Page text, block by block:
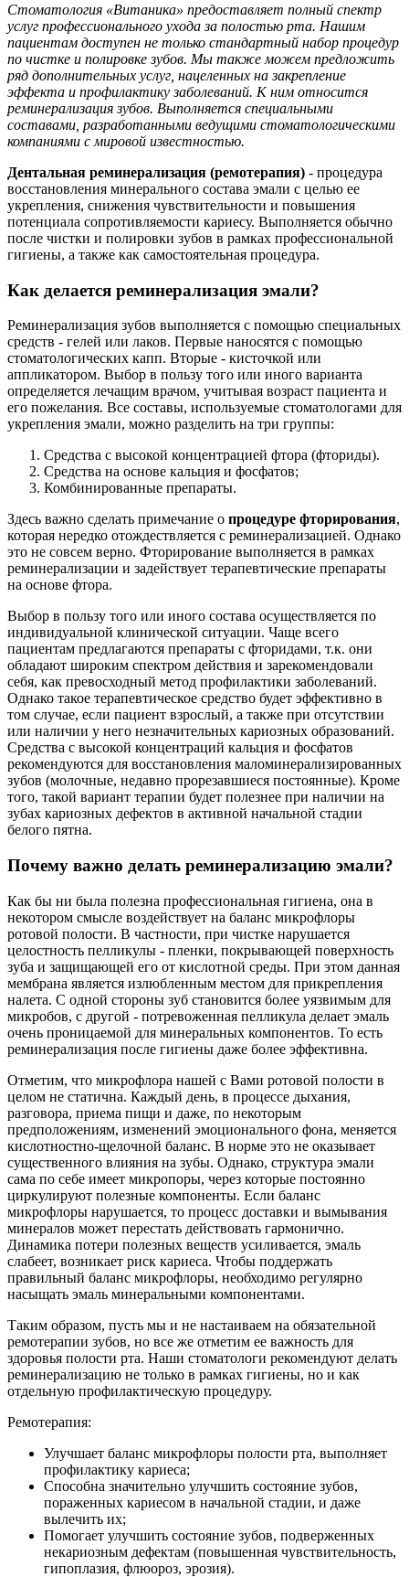
звонок
клиники
Стоматология «Витаника» предоставляет полный спектр
услуг профессионального ухода за полостью рта. Нашим
пациентам доступен не только стандартный набор процедур
по чистке и полировке зубов. Мы также можем предложить
ряд дополнительных услуг, нацеленных на закрепление
эффекта и профилактику заболеваний. К ним относится
реминерализация зубов. Выполняется специальными
составами, разработанными ведущими стоматологическими
компаниями с мировой известностью.
Дентальная реминерализация (ремотерапия) - процедура
восстановления минерального состава эмали с целью ее
укрепления, снижения чувствительности и повышения
потенциала сопротивляемости кариесу. Выполняется обычно
после чистки и полировки зубов в рамках профессиональной
гигиены, а также как самостоятельная процедура.
Как делается реминерализация эмали?
Реминерализация зубов выполняется с помощью специальных
средств - гелей или лаков. Первые наносятся с помощью
стоматологических капп. Вторые - кисточкой или
аппликатором. Выбор в пользу того или иного варианта
определяется лечащим врачом, учитывая возраст пациента и
его пожелания. Все составы, используемые стоматологами для
укрепления эмали, можно разделить на три группы:
Средства с высокой концентрацией фтора (фториды).
Средства на основе кальция и фосфатов;
Комбинированные препараты.
Здесь важно сделать примечание о процедуре фторирования,
которая нередко отождествляется с реминерализацией. Однако
это не совсем верно. Фторирование выполняется в рамках
реминерализации и задействует терапевтические препараты
на основе фтора.
Выбор в пользу того или иного состава осуществляется по
индивидуальной клинической ситуации. Чаще всего
пациентам предлагаются препараты с фторидами, т.к. они
обладают широким спектром действия и зарекомендовали
себя, как превосходный метод профилактики заболеваний.
Однако такое терапевтическое средство будет эффективно в
том случае, если пациент взрослый, а также при отсутствии
или наличии у него незначительных кариозных образований.
Средства с высокой концентраций кальция и фосфатов
рекомендуются для восстановления маломинерализированных
зубов (молочные, недавно прорезавшиеся постоянные). Кроме
того, такой вариант терапии будет полезнее при наличии на
зубах кариозных дефектов в активной начальной стадии
белого пятна.
Почему важно делать реминерализацию эмали?
Как бы ни была полезна профессиональная гигиена, она в
некотором смысле воздействует на баланс микрофлоры
ротовой полости. В частности, при чистке нарушается
целостность пелликулы - пленки, покрывающей поверхность
зуба и защищающей его от кислотной среды. При этом данная
мембрана является излюбленным местом для прикрепления
налета. С одной стороны зуб становится более уязвимым для
микробов, с другой - потревоженная пелликула делает эмаль
очень проницаемой для минеральных компонентов. То есть
реминерализация после гигиены даже более эффективна.
Отметим, что микрофлора нашей с Вами ротовой полости в
целом не статична. Каждый день, в процессе дыхания,
разговора, приема пищи и даже, по некоторым
предположениям, изменений эмоционального фона, меняется
кислотностно-щелочной баланс. В норме это не оказывает
существенного влияния на зубы. Однако, структура эмали
сама по себе имеет микропоры, через которые постоянно
циркулируют полезные компоненты. Если баланс
микрофлоры нарушается, то процесс доставки и вымывания
минералов может перестать действовать гармонично.
Динамика потери полезных веществ усиливается, эмаль
слабеет, возникает риск кариеса. Чтобы поддержать
правильный баланс микрофлоры, необходимо регулярно
насыщать эмаль минеральными компонентами.
Таким образом, пусть мы и не настаиваем на обязательной
ремотерапии зубов, но все же отметим ее важность для
здоровья полости рта. Наши стоматологи рекомендуют делать
реминерализацию не только в рамках гигиены, но и как
отдельную профилактическую процедуру.
Ремотерапия:
Улучшает баланс микрофлоры полости рта, выполняет
профилактику кариеса;
Способна значительно улучшить состояние зубов,
пораженных кариесом в начальной стадии, и даже
вылечить их;
Помогает улучшить состояние зубов, подверженных
некариозным дефектам (повышенная чувствительность,
гипоплазия, флюороз, эрозия).